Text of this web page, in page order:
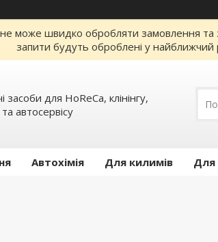
не може швидко обробляти замовлення
запити будуть оброблені у
для HoReCa, клінінгу,
автосервiсу
Автохімія Для килимів Для